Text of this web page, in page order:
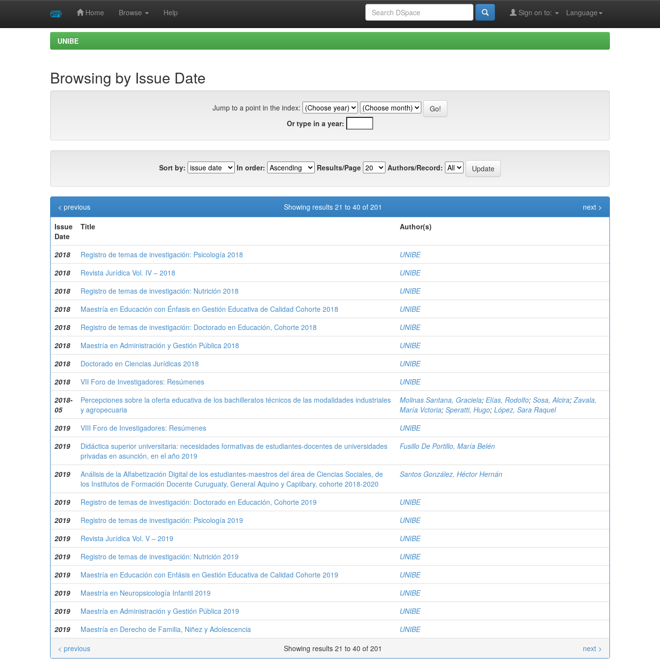
Home Browse Help Language
Sign on to:
UNIBE
Browsing by Issue Date
Jump to a point in the index:
Or type in a year:
Sort by: In order: Results/Page Authors/Record:
Showing results 21 to 40 of 201
< previous
next >
Issue
Date
Title Author(s)
2018 Registro de temas de investigación: Psicología 2018
UNIBE
2018
Revista Jurídica Vol. IV – 2018
UNIBE
2018
Registro de temas de investigación: Nutrición 2018
UNIBE
2018
Maestría en Educación con Énfasis en Gestión Educativa de Calidad Cohorte 2018
UNIBE
2018
Registro de temas de investigación: Doctorado en Educación, Cohorte 2018
UNIBE
2018
Maestría en Administración y Gestión Pública 2018
UNIBE
2018
Doctorado en Ciencias Jurídicas 2018
UNIBE
2018
VII Foro de Investigadores: Resúmenes
UNIBE
2018-
05
Percepciones sobre la oferta educativa de los bachilleratos técnicos de las modalidades industriales
y agropecuaria
Molinas Santana, Graciela; Elías, Rodolfo; Sosa, Alcira;Zavala,
María Vctoria; Speratti, Hugo; López, Sara Raquel
2019
VIII Foro de Investigadores: Resúmenes
UNIBE
2019
Didáctica superior universitaria: necesidades formativas de estudiantes-docentes de universidades
privadas en asunción, en el año 2019
Fusillo De Portillo, María Belén
2019
Análisis de la Alfabetización Digital de los estudiantes-maestros del área de Ciencias Sociales, de
los Institutos de Formación Docente Curuguaty, General Aquino y Capiibary, cohorte 2018-2020
Santos González, Héctor Hernán
2019 Registro de temas de investigación: Doctorado en Educación, Cohorte 2019
UNIBE
2019
Registro de temas de investigación: Psicología 2019
UNIBE
2019
Revista Jurídica Vol. V – 2019
UNIBE
2019
Registro de temas de investigación: Nutrición 2019
UNIBE
2019
Maestría en Educación con Enfásis en Gestión Educativa de Calidad Cohorte 2019
UNIBE
2019
Maestría en Neuropsicología Infantil 2019
UNIBE
2019
Maestría en Administración y Gestión Pública 2019
UNIBE
2019
Maestría en Derecho de Familia, Niñez y Adolescencia
UNIBE
Showing results 21 to 40 of 201
< previous next >